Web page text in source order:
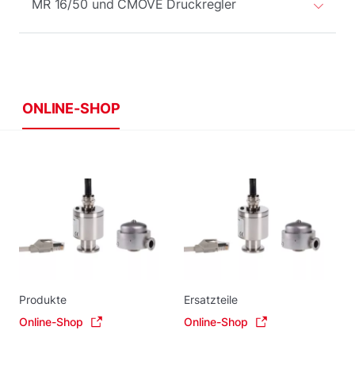
MR 16/50 und CMOVE Druckregler
ONLINE-SHOP
Produkte
Online-Shop
Ersatzteile
Online-Shop